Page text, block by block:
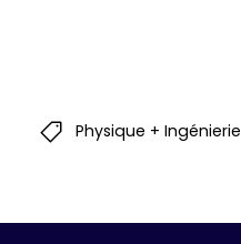
Physique + Ingénierie